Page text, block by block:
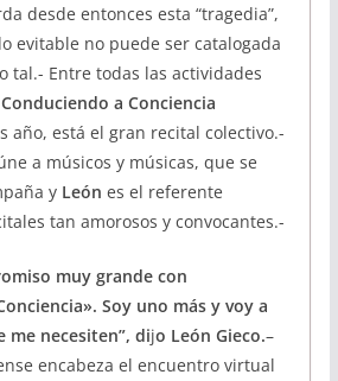
desde entonces esta “tragedia”,
evitable no puede ser catalogada
tal.- Entre todas las actividades
Conduciendo a Conciencia
año, está el gran recital colectivo.-
a músicos y músicas, que se
y León es el referente
tan amorosos y convocantes.-
muy grande con
Soy uno más y voy a
me necesiten”, dijo León Gieco.–
encabeza el encuentro virtual